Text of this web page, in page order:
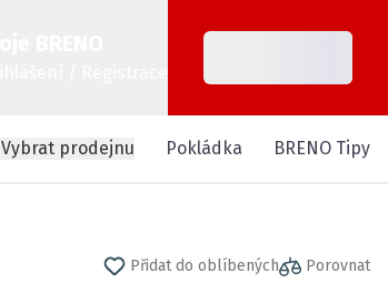
Vybrat prodejnu Pokládka BRENO Tipy
Přidat do oblíbených Porovnat